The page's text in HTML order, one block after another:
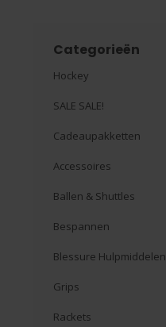
Categorieën
Hockey
SALE SALE!
Cadeaupakketten
Accessoires
Ballen & Shuttles
Bespannen
Blessure Hulpmiddelen
Grips
Rackets